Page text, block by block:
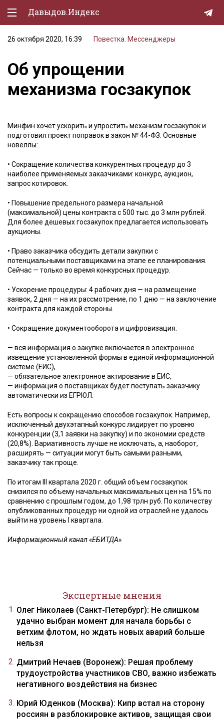
Давыдов.Индекс
Политическая жизнь
Экономика
Природа
Спорт
Культура
Lifestyle
Мурзилка
26 октября 2020, 16:39 Повестка. Мессенджеры
Об упрощении
механизма госзакупок
Минфин хочет ускорить и упростить механизм госзакупок и
подготовил проект поправок в закон № 44-ФЗ. Основные
новеллы:
• Сокращение количества конкурентных процедур до 3
наиболее применяемых заказчиками: конкурс, аукцион,
запрос котировок.
• Повышение предельного размера начальной
(максимальной) цены контракта с 500 тыс. до 3 млн рублей.
Для более дешевых госзакупок предлагается использовать
аукционы.
• Право заказчика обсудить детали закупки с
потенциальными поставщиками на этапе ее планирования.
Сейчас — только во время конкурсных процедур.
• Ускорение процедуры: 4 рабочих дня — на размещение
заявок, 2 дня — на их рассмотрение, по 1 дню — на заключение
контракта для каждой стороны.
• Сокращение документооборота и цифровизация:
— вся информация о закупке включается в электронное
извещение установленной формы в единой информационной
системе (ЕИС),
— обязательное электронное актирование в ЕИС,
— информация о поставщиках будет поступать заказчику
автоматически из ЕГРЮЛ.
Есть вопросы к сокращению способов госзакупок. Например,
исключенный двухэтапный конкурс лидирует по уровню
конкуренции (3,1 заявки на закупку) и по экономии средств
(20,8%). Вариативность лучше не исключать, а, наоборот,
расширять — ситуации могут быть самыми разными,
заказчику так проще.
По итогам III квартала 2020 г. общий объем госзакупок
снизился по объему начальных максимальных цен на 15% по
сравнению с прошлым годом, до 1,98 трлн руб. По количеству
опубликованных процедур ни одной из отраслей не удалось
выйти на уровень I квартала.
Информационный канал «ЕБИТДА»
Экспертные мнения
Олег Николаев (Санкт-Петербург): Не слишком
удачно выбран момент для начала борьбы с
ветхим флотом, но ждать новых аварий больше
нельзя
Дмитрий Нечаев (Воронеж): Решая проблему
трудоустройства участников СВО, важно избежать
негативного воздействия на бизнес
Юрий Юденков (Москва): Кипр встал на сторону
россиян в разблокировке активов, защищая свои